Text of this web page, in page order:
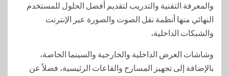
والمعرفة التقنية والتدريب لتقديم أفضل الحلول للمستخدم
النهائي منها أنظمة نقل الصوت والصورة عبر الإنترنت
والشبكات الداخلية،
وشاشات العرض الداخلية والخارجية والسينما الخاصة،
بالإضافة إلى تجهيز المسارح والقاعات الرئيسية، فضلاً عن